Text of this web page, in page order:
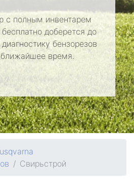
с полным инвентарем
доберется до
бензорезов
время.
Свирьстрой